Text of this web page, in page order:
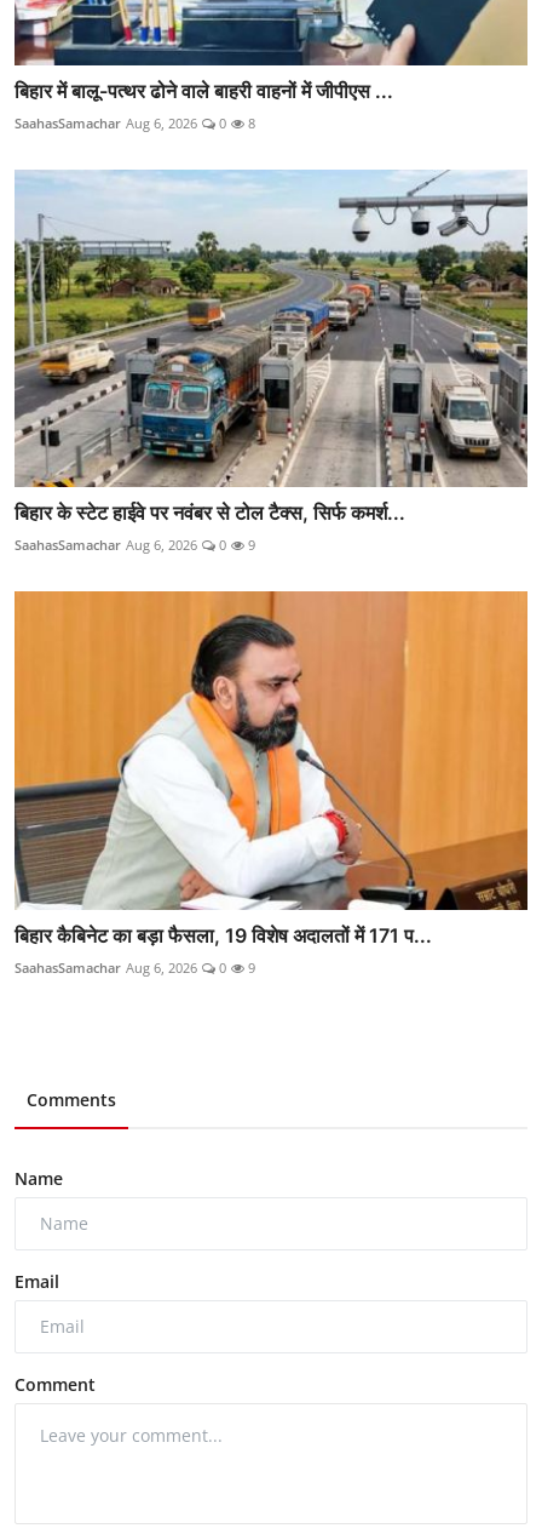
बिहार में बालू-पत्थर ढोने वाले बाहरी वाहनों में जीपीएस ...
SaahasSamachar Aug 6, 2026 0 8
बिहार के स्टेट हाईवे पर नवंबर से टोल टैक्स, सिर्फ कमर्श...
SaahasSamachar Aug 6, 2026 0 9
बिहार कैबिनेट का बड़ा फैसला, 19 विशेष अदालतों में 171 प...
SaahasSamachar Aug 6, 2026 0 9
Comments
Name
Email
Comment